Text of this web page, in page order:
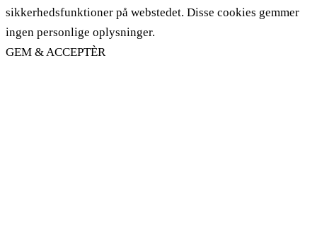
sikkerhedsfunktioner på webstedet. Disse cookies gemmer
ingen personlige oplysninger.
GEM & ACCEPTÈR